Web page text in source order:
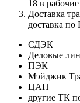
18 в
Доставка
доставка по
СДЭК
Деловые
ПЭК
Мэйджик
ЦАП
другие ТК